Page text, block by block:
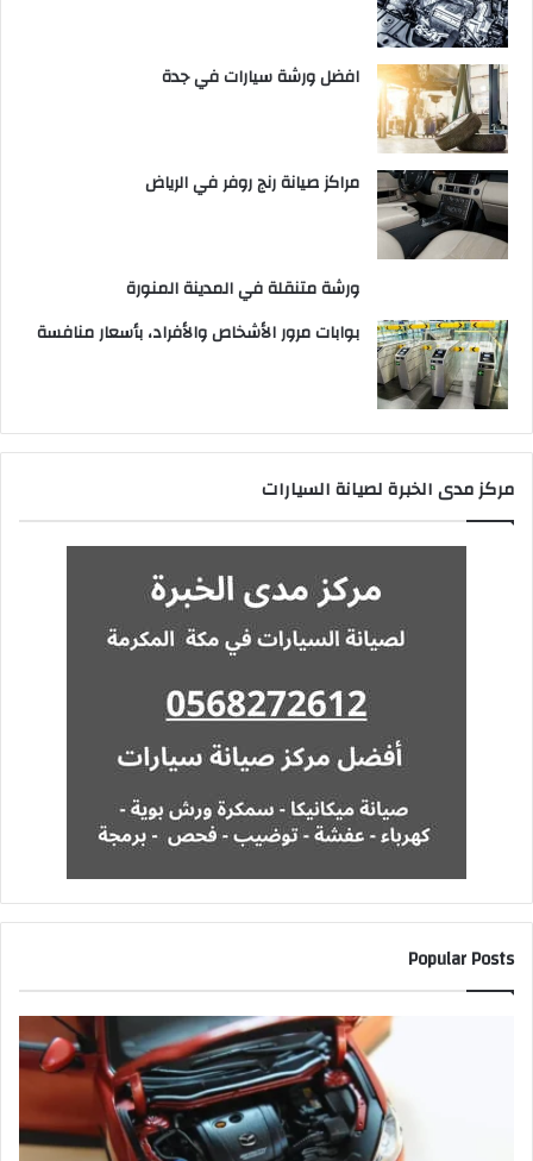
افضل ورشة سيارات في جدة
مراكز صيانة رنج روفر في الرياض
ورشة متنقلة في المدينة المنورة
بوابات مرور الأشخاص والأفراد، بأسعار منافسة
مركز مدى الخبرة لصيانة السيارات
Popular Posts